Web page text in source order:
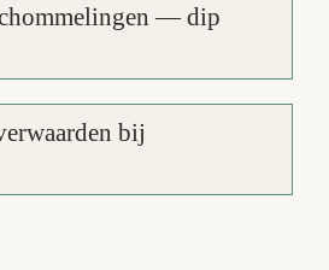
— dip
leverwaarden bij